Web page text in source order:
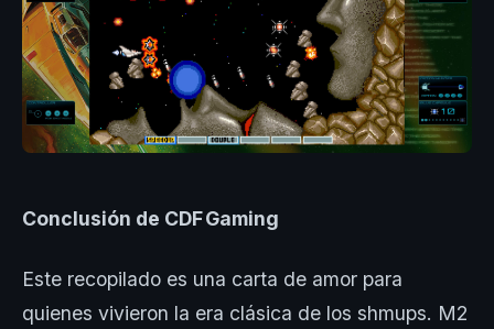
Conclusión de CDF Gaming
Este recopilado es una carta de amor para
quienes vivieron la era clásica de los shmups. M2